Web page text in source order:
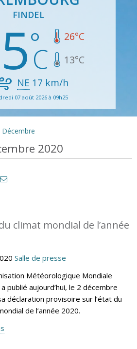
FINDEL
26°C
13°C
NE 17 km/h
07 août 2026 à 09h25
Décembre
2020
climat mondial de l’année
Salle de presse
Météorologique Mondiale
publié aujourd’hui, le 2 décembre
déclaration provisoire sur l’état du
de l’année 2020.